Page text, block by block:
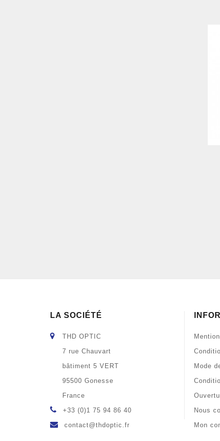
LA SOCIÉTÉ
THD OPTIC
7 rue Chauvart
bâtiment 5 VERT
95500 Gonesse
France
+33 (0)1 75 94 86 40
contact@thdoptic.fr
Mode
Nous
Mon